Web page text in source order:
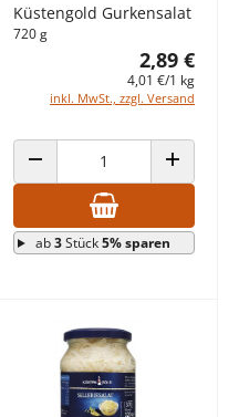
Küstengold Gurkensalat
720 g
2,89 €
4,01 €/1 kg
inkl. MwSt., zzgl. Versand
ANZAHL VERRINGERN ANZAHL
ab3Stück5% sparen